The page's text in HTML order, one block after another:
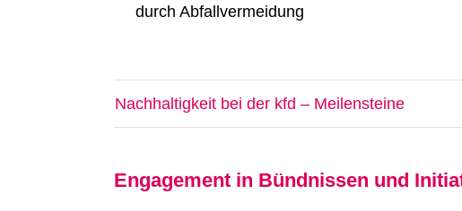
durch Abfallvermeidung
Nachhaltigkeit bei der kfd – Meilensteine
2010:Projekt “kfd – Konsum-fair-durchdacht”
2015:Verabschiedung derEntschließung
Engagement in Bündnissen und